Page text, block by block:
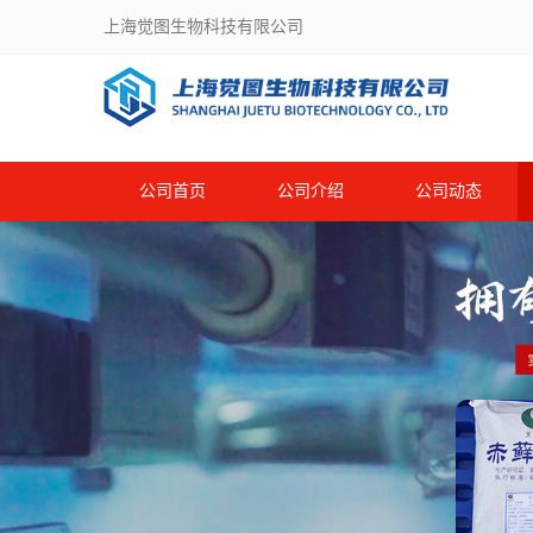
上海觉图生物科技有限公司
公司首页 公司介绍 公司动态